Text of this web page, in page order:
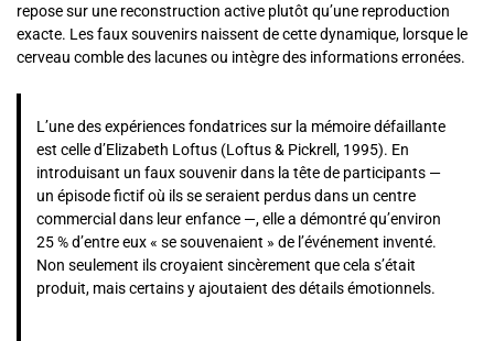
repose sur une reconstruction active plutôt qu’une reproduction
exacte. Les faux souvenirs naissent de cette dynamique, lorsque le
cerveau comble des lacunes ou intègre des informations erronées.
L’une des expériences fondatrices sur la mémoire défaillante
est celle d’Elizabeth Loftus (Loftus & Pickrell, 1995). En
introduisant un faux souvenir dans la tête de participants —
un épisode fictif où ils se seraient perdus dans un centre
commercial dans leur enfance —, elle a démontré qu’environ
25 % d’entre eux « se souvenaient » de l’événement inventé.
Non seulement ils croyaient sincèrement que cela s’était
produit, mais certains y ajoutaient des détails émotionnels.